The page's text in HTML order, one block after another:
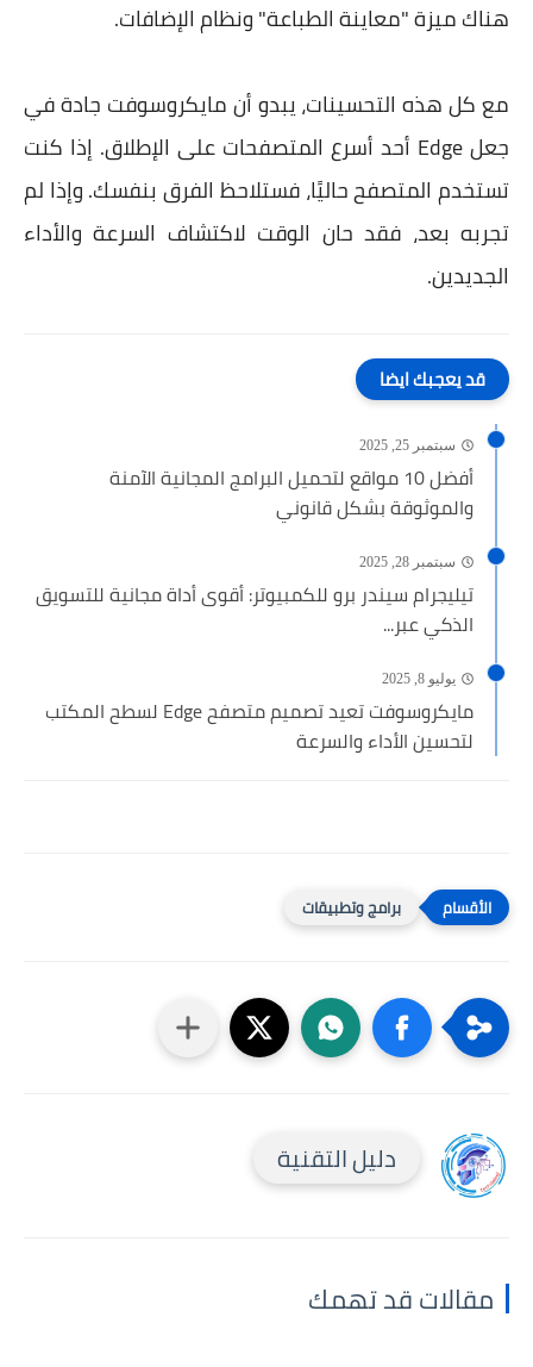
هناك ميزة "معاينة الطباعة" ونظام الإضافات.
مع كل هذه التحسينات، يبدو أن مايكروسوفت جادة في
جعل Edge أحد أسرع المتصفحات على الإطلاق. إذا كنت
تستخدم المتصفح حاليًا، فستلاحظ الفرق بنفسك. وإذا لم
تجربه بعد، فقد حان الوقت لاكتشاف السرعة والأداء
الجديدين.
قد يعجبك ايضا
سبتمبر 25, 2025
أفضل 10 مواقع لتحميل البرامج المجانية الآمنة
والموثوقة بشكل قانوني
سبتمبر 28, 2025
تيليجرام سيندر برو للكمبيوتر: أقوى أداة مجانية للتسويق
الذكي عبر...
يوليو 8, 2025
مايكروسوفت تعيد تصميم متصفح Edge لسطح المكتب
لتحسين الأداء والسرعة
برامج وتطبيقات
دليل التقنية
مقالات قد تهمك